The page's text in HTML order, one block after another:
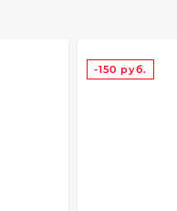
-150 руб.